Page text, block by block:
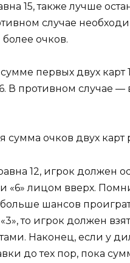
15, также лучше
случае
очков.
первых двух карт
В противном случае —
очков двух карт
12, игрок должен
«6» лицом вверх.
шансов
то игрок должен
Наконец, если у
до тех пор, пока